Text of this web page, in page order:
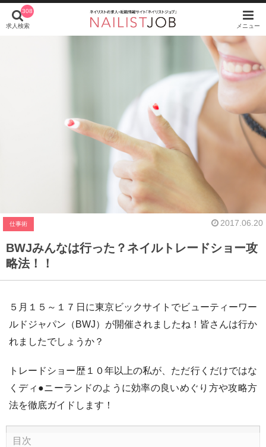
308
求人検索 メニュー
仕事術 2017.06.20
BWJみんなは行った？ネイルトレードショー攻
略法！！
５月１５～１７日に東京ビックサイトでビューティーワー
ルドジャパン（BWJ）が開催されましたね！皆さんは行か
れましたでしょうか？
トレードショー歴１０年以上の私が、ただ行くだけではな
くディ●ニーランドのように効率の良いめぐり方や攻略方
法を徹底ガイドします！
目次